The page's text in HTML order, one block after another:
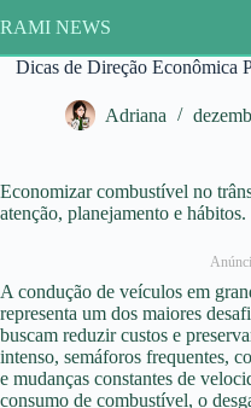
para
o
conteúdo
RAMI NEWS
Dicas de Direção Econômica
Adriana
Economizar combustível no
atenção, planejamento e hábitos.
A condução de veículos em
representa um dos maiores
buscam reduzir custos e
intenso, semáforos frequentes,
e mudanças constantes de
consumo de combustível, o